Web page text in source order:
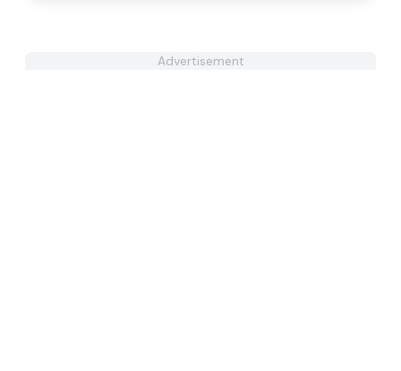
Advertisement